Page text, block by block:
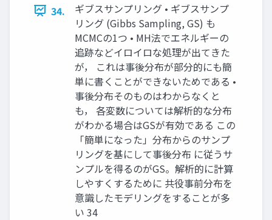
34.
ギブスサンプリング • ギブスサンプ
リング (Gibbs Sampling, GS) も
MCMCの1つ • MH法でエネルギーの
追跡などイロイロな処理が出てきた
が， これは事後分布が部分的にも簡
単に書くことができないためである •
事後分布そのものはわからなくと
も， 各変数については解析的な分布
がわかる場合はGSが有効である この
「簡単になった」分布からのサンプ
リングを基にして事後分布 に従うサ
ンプルを得るのがGS。解析的に計算
しやすくするために 共役事前分布を
意識したモデリングをすることが多
い 34